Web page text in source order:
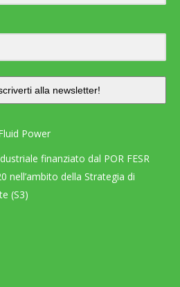
alla newsletter!
Power
finanziato dal POR FESR
nell’ambito della Strategia di
(S3)